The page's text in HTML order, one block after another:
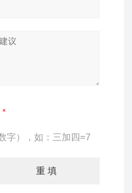
字），如：三加四=7